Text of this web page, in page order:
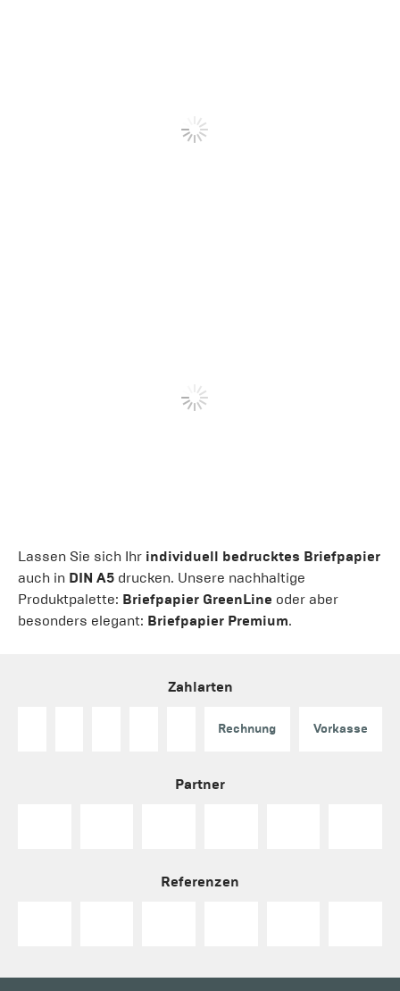
Lassen Sie sich Ihr individuell bedrucktes Briefpapier
auch in DIN A5 drucken. Unsere nachhaltige
Produktpalette: Briefpapier GreenLine oder aber
besonders elegant: Briefpapier Premium.
Zahlarten
Rechnung Vorkasse
Partner
Referenzen